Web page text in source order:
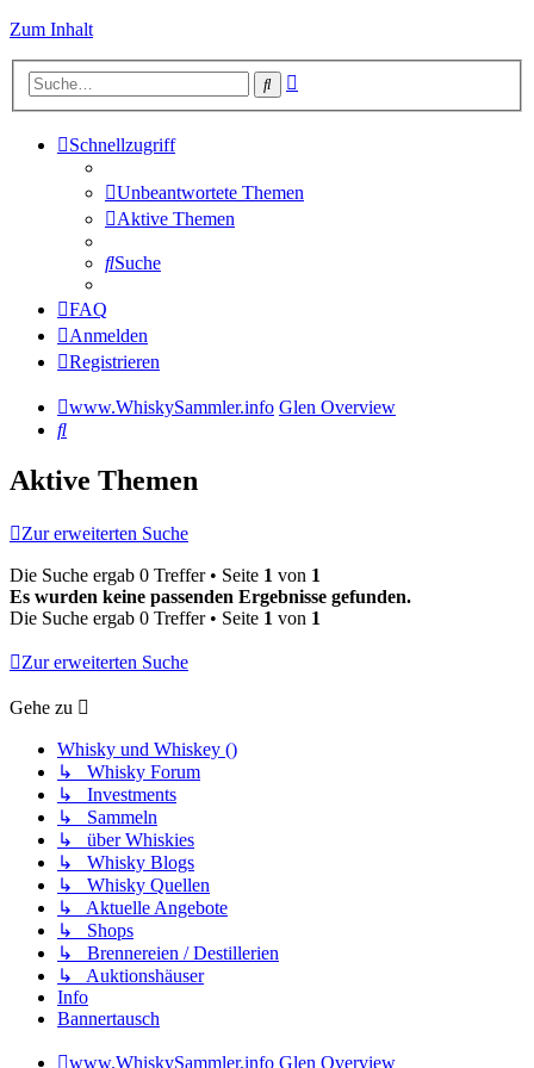
Zum Inhalt
Suche
Schnellzugriff
Unbeantwortete Themen
Aktive Themen
Suche
FAQ
Anmelden
Registrieren
www.WhiskySammler.info Glen Overview
Suche
Aktive Themen
Zur erweiterten Suche
Die Suche ergab 0 Treffer • Seite 1 von 1
Es wurden keine passenden Ergebnisse gefunden.
Die Suche ergab 0 Treffer • Seite 1 von 1
Zur erweiterten Suche
Gehe zu
Whisky und Whiskey ()
↳ Whisky Forum
↳ Investments
↳ Sammeln
↳ über Whiskies
↳ Whisky Blogs
↳ Whisky Quellen
↳ Aktuelle Angebote
↳ Shops
↳ Brennereien / Destillerien
↳ Auktionshäuser
Info
Bannertausch
www.WhiskySammler.info Glen Overview